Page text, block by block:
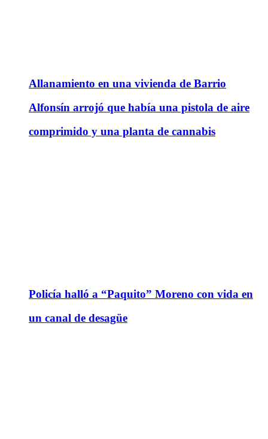
Allanamiento en una vivienda de Barrio
Alfonsín arrojó que había una pistola de aire
comprimido y una planta de cannabis
Policía halló a “Paquito” Moreno con vida en
un canal de desagüe